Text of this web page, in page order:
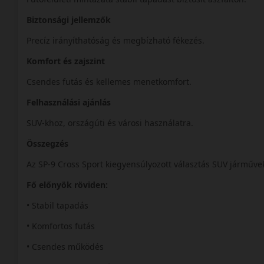
Biztonsági jellemzők
Precíz irányíthatóság és megbízható fékezés.
Komfort és zajszint
Csendes futás és kellemes menetkomfort.
Felhasználási ajánlás
SUV-khoz, országúti és városi használatra.
Összegzés
Az SP-9 Cross Sport kiegyensúlyozott választás SUV
Fő előnyök röviden:
• Stabil tapadás
• Komfortos futás
• Csendes működés